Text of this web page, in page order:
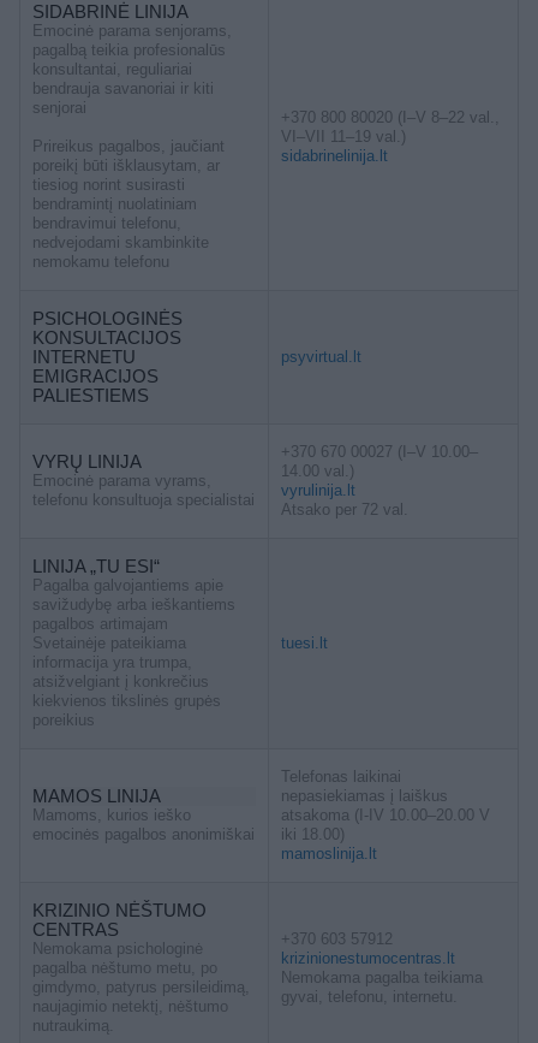
SIDABRINĖ LINIJA
Emocinė parama senjorams,
pagalbą teikia profesionalūs
konsultantai, reguliariai
bendrauja savanoriai ir kiti
senjorai
Prireikus pagalbos, jaučiant
poreikį būti išklausytam, ar
tiesiog norint susirasti
bendramintį nuolatiniam
bendravimui telefonu,
nedvejodami skambinkite
nemokamu telefonu
+370 800 80020 (I–V 8–22 val.,
VI–VII 11–19 val.)
sidabrinelinija.lt
PSICHOLOGINĖS
KONSULTACIJOS
INTERNETU
EMIGRACIJOS
PALIESTIEMS
psyvirtual.lt
VYRŲ LINIJA
Emocinė parama vyrams,
telefonu konsultuoja specialistai
+370 670 00027 (I–V 10.00–
14.00 val.)
vyrulinija.lt
Atsako per 72 val.
LINIJA „TU ESI“
Pagalba galvojantiems apie
savižudybę arba ieškantiems
pagalbos artimajam
Svetainėje pateikiama
informacija yra trumpa,
atsižvelgiant į konkrečius
kiekvienos tikslinės grupės
poreikius
tuesi.lt
MAMOS LINIJA
Mamoms, kurios ieško
emocinės pagalbos anonimiškai
Telefonas laikinai
nepasiekiamas į laiškus
atsakoma (I-IV 10.00–20.00 V
iki 18.00)
mamoslinija.lt
KRIZINIO NĖŠTUMO
CENTRAS
Nemokama psichologinė
pagalba nėštumo metu, po
gimdymo, patyrus persileidimą,
naujagimio netektį, nėštumo
nutraukimą.
+370 603 57912
krizinionestumocentras.lt
Nemokama pagalba teikiama
gyvai, telefonu, internetu.